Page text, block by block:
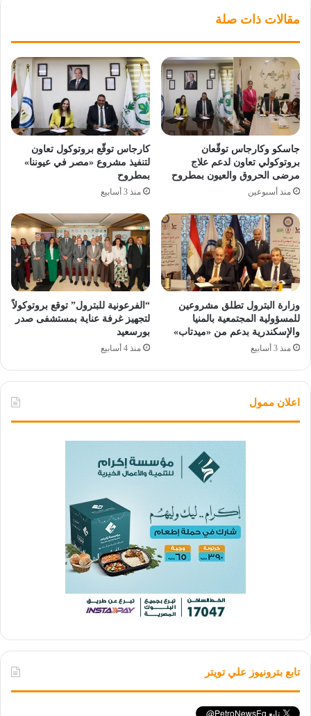
مقالات ذات صلة
جاسكو وكارجاس توقّعان
بروتوكولي تعاون لدعم علاج
مرضى الحروق والعيون بمطروح
منذ أسبوعين
كارجاس توقّع بروتوكول تعاون
لتنفيذ مشروع «مصر في عيوننا»
بمطروح
منذ 3 أسابيع
وزارة البترول تطلق مشروعين
للمسؤولية المجتمعية بالمنيا
والإسكندرية بدعم من «ميدتاب»
منذ 3 أسابيع
“الفرعونية للبترول” توقع بروتوكولاً
لتجهيز غرفة عناية بمستشفى صدر
بورسعيد
منذ 4 أسابيع
اعلان ممول
تابع بترونيوز علي تويتر